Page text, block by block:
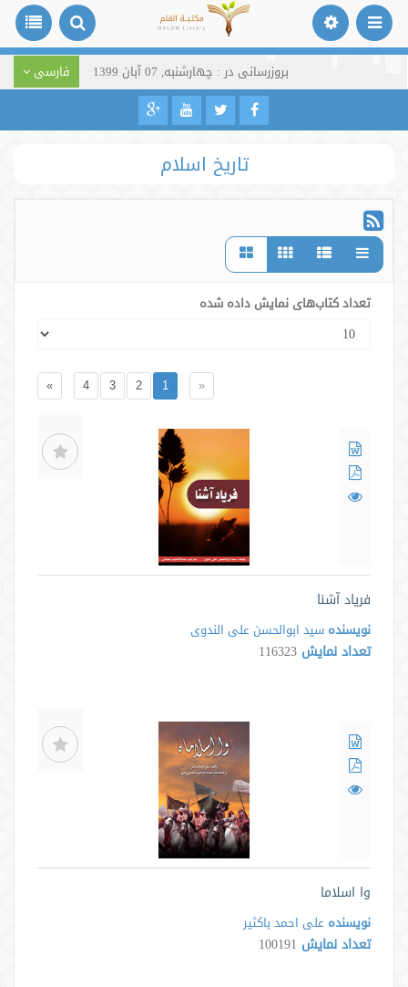
بروزرسانی در : چهارشنبه, 07 آبان 1399 فارسی
تاریخ اسلام
تعداد کتاب‌های نمایش داده شده
«
1
2
3
4
»
فریاد آشنا
نویسنده سید ابوالحسن علی الندوی
تعداد نمایش 116323
وا اسلاما
نویسنده علی احمد باکثیر
تعداد نمایش 100191